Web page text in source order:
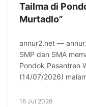
Tailma di
Murtadlo”
annur2.net —
SMP dan SMA
Pondok Pesantren
(14/07/2026)
16 Jul 2026